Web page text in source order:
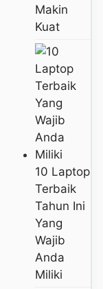
Makin
Kuat
10 Laptop
Terbaik
Tahun Ini
Yang
Wajib
Anda
Miliki